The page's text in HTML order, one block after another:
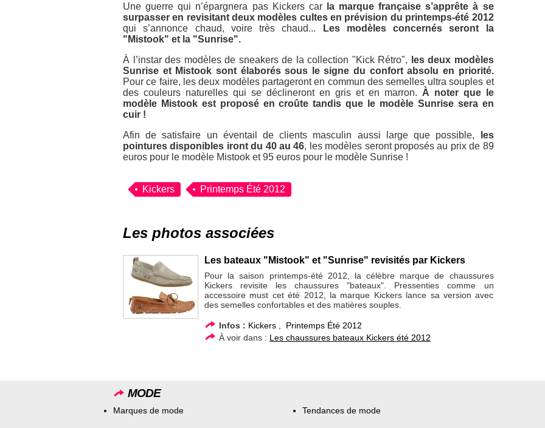
Une guerre qui n’épargnera pas Kickers car
la marque française s’apprête à se
surpasser en revisitant deux modèles cultes en prévision du printemps-été 2012
qui s’annonce chaud, voire très chaud...
Les modèles concernés seront la
"Mistook" et la "Sunrise".
À l’instar des modèles de sneakers de la collection "Kick Rétro",
les deux modèles
Sunrise et Mistook sont élaborés sous le signe du confort absolu en priorité.
Pour ce faire, les deux modèles partageront en commun des semelles ultra souples et
des couleurs naturelles qui se déclineront en gris et en marron. À noter que le
modèle Mistook est proposé en croûte tandis que le modèle Sunrise sera en
cuir !
Afin de satisfaire un éventail de clients masculin aussi large que possible,
les
pointures disponibles iront du 40 au 46, les modèles seront proposés au prix de 89
euros pour le modèle Mistook et 95 euros pour le modèle Sunrise !
Kickers Printemps Été 2012
Les photos associées
Les bateaux "Mistook" et "Sunrise" revisités par Kickers
Pour la saison printemps-été 2012, la célèbre marque de chaussures
Kickers revisite les chaussures "bateaux". Pressenties comme un
accessoire must cet été 2012, la marque Kickers lance sa version avec
des semelles confortables et des matières souples.
Infos : Kickers , Printemps Été 2012
À voir dans : Les chaussures bateaux Kickers été 2012
MODE
Marques de mode Tendances de mode